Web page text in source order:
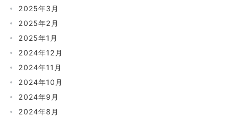
2025年3月
2025年2月
2025年1月
2024年12月
2024年11月
2024年10月
2024年9月
2024年8月